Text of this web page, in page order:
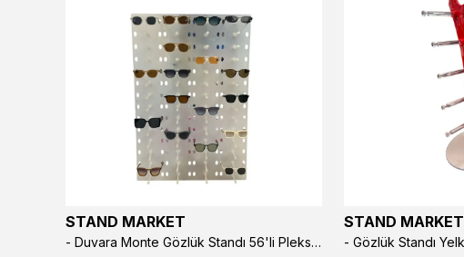
STAND MARKET
- Duvara Monte Gözlük Standı 56'li Pleksi Glass | 99x67 cm Gözlük Teşhir Standı
STAND MARKET